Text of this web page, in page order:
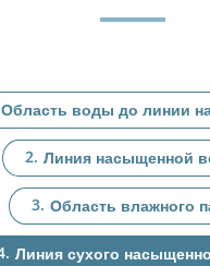
Область воды до линии
Линия насыщенной
Область влажного
Линия сухого